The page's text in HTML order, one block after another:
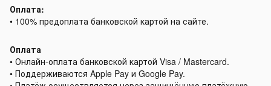
Оплата:
• 100% предоплата банковской картой на сайте.
Оплата
• Онлайн-оплата банковской картой Visa / Mastercard.
• Поддерживаются Apple Pay и Google Pay.